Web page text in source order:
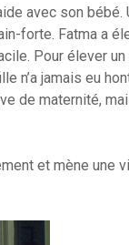
avec son
forte. Fatma a
Pour élever
n’a jamais eu
de maternité,
et mène une